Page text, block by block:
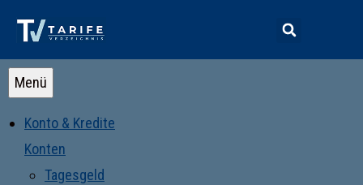
Menü
Konto & Kredite
Konten
Tagesgeld